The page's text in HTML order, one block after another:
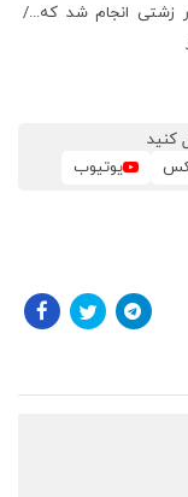
زشتی انجام شد که.../
کنید
یوتیوب